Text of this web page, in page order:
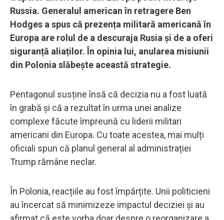
Russia. Generalul american în retragere Ben
Hodges a spus că prezența militară americană în
Europa are rolul de a descuraja Rusia și de a oferi
siguranță aliaților. În opinia lui, anularea misiunii
din Polonia slăbește această strategie.
Pentagonul susține însă că decizia nu a fost luată
în grabă și că a rezultat în urma unei analize
complexe făcute împreună cu liderii militari
americani din Europa. Cu toate acestea, mai mulți
oficiali spun că planul general al administrației
Trump rămâne neclar.
În Polonia, reacțiile au fost împărțite. Unii politicieni
au încercat să minimizeze impactul deciziei și au